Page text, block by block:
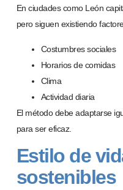
En ciudades como León
pero siguen existiendo
Costumbres sociales
Horarios de comidas
Clima
Actividad diaria
El método debe adaptarse
para ser eficaz.
Estilo de
sostenibles